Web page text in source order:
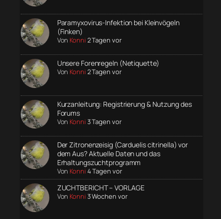
Paramyxovirus-Infektion bei Kleinvögeln
(Finken)
Von Konni 2 Tagen vor
Unsere Forenregeln (Netiquette)
Von Konni 2 Tagen vor
Kurzanleitung: Registrierung & Nutzung des
Forums
Von Konni 3 Tagen vor
Der Zitronenzeisig (Carduelis citrinella) vor
dem Aus? Aktuelle Daten und das
Erhaltungszuchtprogramm
Von Konni 4 Tagen vor
ZUCHTBERICHT – VORLAGE
Von Konni 3 Wochen vor